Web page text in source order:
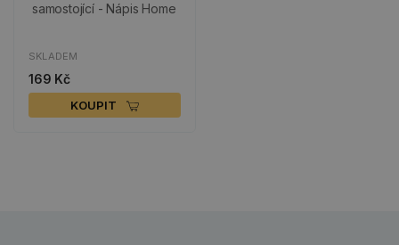
samostojící - Nápis Home
SKLADEM
169 Kč
KOUPIT